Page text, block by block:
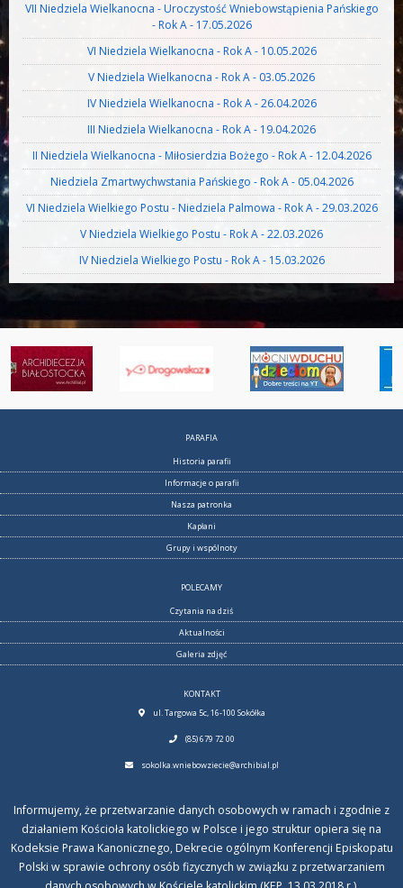
VII Niedziela Wielkanocna - Uroczystość Wniebowstąpienia Pańskiego
- Rok A - 17.05.2026
VI Niedziela Wielkanocna - Rok A - 10.05.2026
V Niedziela Wielkanocna - Rok A - 03.05.2026
IV Niedziela Wielkanocna - Rok A - 26.04.2026
III Niedziela Wielkanocna - Rok A - 19.04.2026
II Niedziela Wielkanocna - Miłosierdzia Bożego - Rok A - 12.04.2026
Niedziela Zmartwychwstania Pańskiego - Rok A - 05.04.2026
VI Niedziela Wielkiego Postu - Niedziela Palmowa - Rok A - 29.03.2026
V Niedziela Wielkiego Postu - Rok A - 22.03.2026
IV Niedziela Wielkiego Postu - Rok A - 15.03.2026
PARAFIA
Historia parafii
Informacje o parafii
Nasza patronka
Kapłani
Grupy i wspólnoty
POLECAMY
Czytania na dziś
Aktualności
Galeria zdjęć
KONTAKT
ul. Targowa 5c, 16-100 Sokółka
(85) 679 72 00
sokolka.wniebowziecie@archibial.pl
Informujemy, że przetwarzanie danych osobowych w ramach i zgodnie z
działaniem Kościoła katolickiego w Polsce i jego struktur opiera się na
Kodeksie Prawa Kanonicznego, Dekrecie ogólnym Konferencji Episkopatu
Polski w sprawie ochrony osób fizycznych w związku z przetwarzaniem